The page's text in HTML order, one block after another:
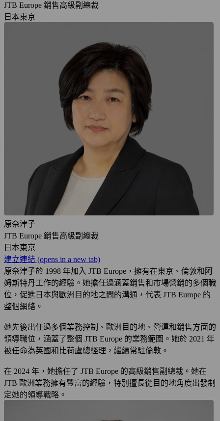
JTB Europe 銷售高級副總裁
日本東京
原奈津子
JTB Europe 銷售高級副總裁
日本東京
建立連結 (opens in a new tab)
原奈津子於 1998 年加入 JTB Europe，擁有在東京、倫敦和阿
姆斯特丹工作的經驗。她擔任過涵蓋銷售和市場營銷的多個職
位，促進日本與歐洲目的地之間的溝通，代表 JTB Europe 的
整個網絡。
她先後出任過多個業務控制、歐洲目的地、營運和銷售方面的
領導職位，涵蓋了整個 JTB Europe 的業務範圍。她於 2021 年
被任命為英國和比荷盧總經理，繼續常駐倫敦。
在 2024 年，她擔任了 JTB Europe 的高級銷售副總裁。她在
JTB 歐洲業務擁有豐富的經驗，特別擅長從目的地角度出發制
定她的領導戰略。